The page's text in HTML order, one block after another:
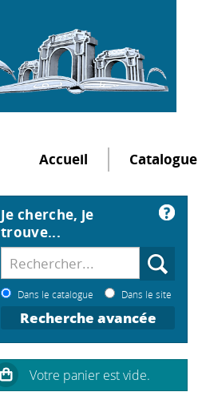
Accueil Catalogue
Je cherche, je
trouve...
Dans le catalogue Dans le site
Recherche avancée